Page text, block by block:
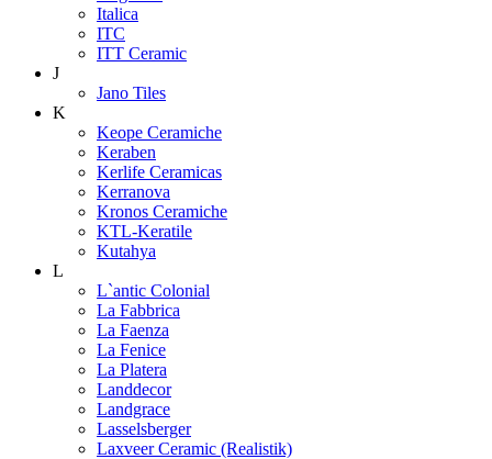
Italica
ITC
ITT Ceramic
J
Jano Tiles
K
Keope Ceramiche
Keraben
Kerlife Ceramicas
Kerranova
Kronos Ceramiche
KTL-Keratile
Kutahya
L
L`antic Colonial
La Fabbrica
La Faenza
La Fenice
La Platera
Landdecor
Landgrace
Lasselsberger
Laxveer Ceramic (Realistik)